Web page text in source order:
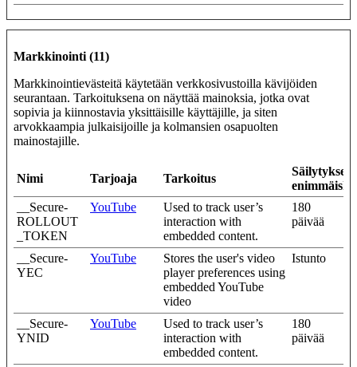
Markkinointi (11)
Markkinointievästeitä käytetään verkkosivustoilla kävijöiden
seurantaan. Tarkoituksena on näyttää mainoksia, jotka ovat
sopivia ja kiinnostavia yksittäisille käyttäjille, ja siten
arvokkaampia julkaisijoille ja kolmansien osapuolten
mainostajille.
Nimi Tarjoaja Tarkoitus
Säilytyksen
__Secure-
ROLLOUT
_TOKEN
YouTube
Used to track user’s
interaction with
embedded content.
180
päivää
__Secure-
YEC
YouTube
Stores the user's video
player preferences using
embedded YouTube
video
Istunto
__Secure-
YNID
YouTube
Used to track user’s
interaction with
embedded content.
180
päivää